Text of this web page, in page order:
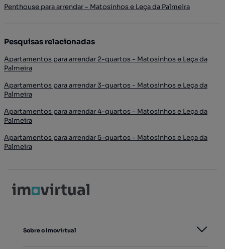
Penthouse para arrendar - Matosinhos e Leça da Palmeira
Pesquisas relacionadas
Apartamentos para arrendar 2-quartos - Matosinhos e Leça da
Palmeira
Apartamentos para arrendar 3-quartos - Matosinhos e Leça da
Palmeira
Apartamentos para arrendar 4-quartos - Matosinhos e Leça da
Palmeira
Apartamentos para arrendar 5-quartos - Matosinhos e Leça da
Palmeira
Sobre o Imovirtual